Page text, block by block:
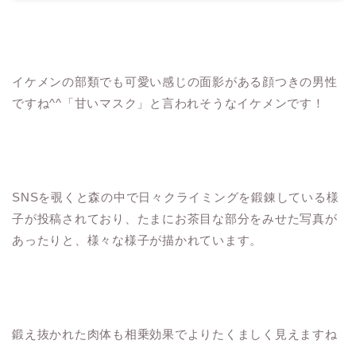
イケメンの部類でも可愛い感じの面影がある顔つきの男性
ですね^^「甘いマスク」と言われそうなイケメンです！
SNSを覗くと森の中で日々クライミングを鍛錬している様
子が投稿されており、たまにお茶目な部分をみせた写真が
あったりと、様々な様子が描かれています。
鍛え抜かれた肉体も相乗効果でよりたくましく見えますね